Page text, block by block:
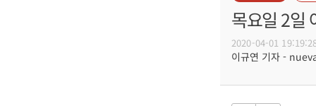
목요일 2일
2020-04-01
이규연 기자 -